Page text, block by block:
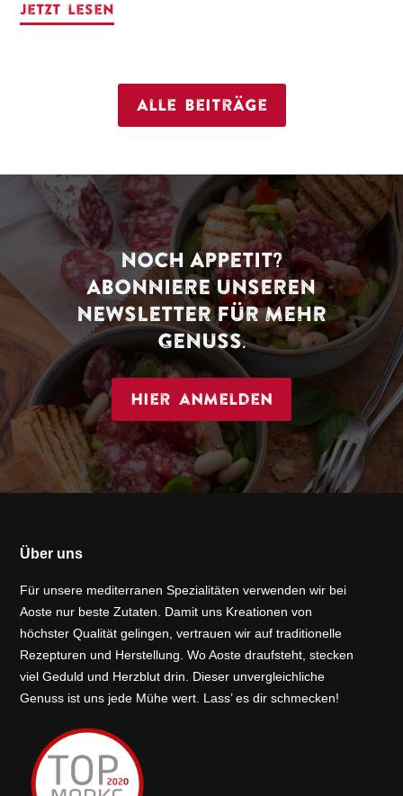
Jetzt lesen
Alle Beiträge
NOCH APPETIT?
ABONNIERE UNSEREN
NEWSLETTER FÜR MEHR
GENUSS.
Hier anmelden
Über uns
Für unsere mediterranen Spezialitäten verwenden wir bei
Aoste nur beste Zutaten. Damit uns Kreationen von
höchster Qualität gelingen, vertrauen wir auf traditionelle
Rezepturen und Herstellung. Wo Aoste draufsteht, stecken
viel Geduld und Herzblut drin. Dieser unvergleichliche
Genuss ist uns jede Mühe wert. Lass’ es dir schmecken!